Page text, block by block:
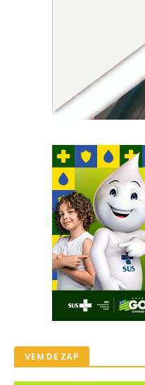
VEM DE ZAP